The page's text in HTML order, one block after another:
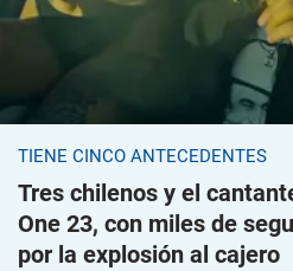
TIENE CINCO ANTECEDENTES
Tres chilenos y el
One 23, con miles de
por la explosión al cajero